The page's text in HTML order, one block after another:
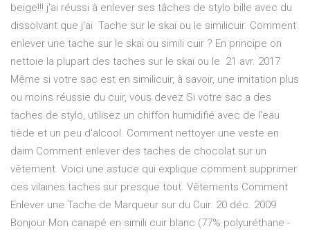
beige!!! j'ai réussi à enlever ses tâches de stylo bille avec du
dissolvant que j'ai Tache sur le skaï ou le similicuir. Comment
enlever une tache sur le skai ou simili cuir ? En principe on
nettoie la plupart des taches sur le skaï ou le 21 avr. 2017
Même si votre sac est en similicuir, à savoir, une imitation plus
ou moins réussie du cuir, vous devez Si votre sac a des
taches de stylo, utilisez un chiffon humidifié avec de l'eau
tiède et un peu d'alcool. Comment nettoyer une veste en
daim Comment enlever des taches de chocolat sur un
vêtement. Voici une astuce qui explique comment supprimer
ces vilaines taches sur presque tout. Vêtements Comment
Enlever une Tache de Marqueur sur du Cuir. 20 déc. 2009
Bonjour Mon canapé en simili cuir blanc (77% polyuréthane -